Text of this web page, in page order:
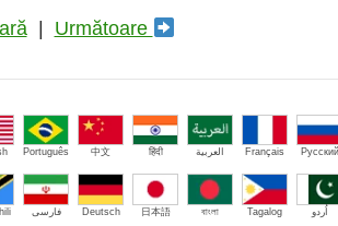
| Următoare
Português 中文 हिंदी العربية Français Русский
فارسی Deutsch 日本語 বাংলা Tagalog اُردو